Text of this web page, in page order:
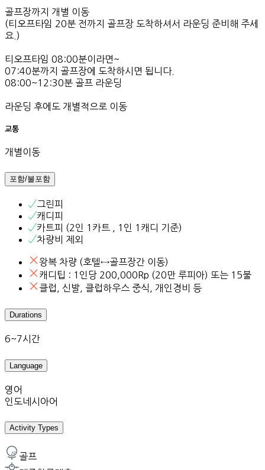
골프장까지 개별 이동
(티오프타임 20분 전까지 골프장 도착하셔서 라운딩 준비해 주세
요.)
티오프타임 08:00분이라면~
07:40분까지 골프장에 도착하시면 됩니다.
08:00~12:30분 골프 라운딩
라운딩 후에도 개별적으로 이동
교통
개별이동
포함/불포함
그린피
캐디피
카트피 (2인 1카트 , 1인 1캐디 기준)
차량비 제외
왕복 차량 (호텔↔골프장간 이동)
캐디팁 : 1인당 200,000Rp (20만 루피아) 또는 15불
클럽, 신발, 클럽하우스 중식, 개인경비 등
Durations
6~7시간
Language
영어
인도네시아어
Activity Types
골프